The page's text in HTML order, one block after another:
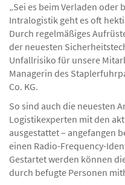
„Sei es beim Verladen
Intralogistik geht es oft
Durch regelmäßiges
der neuesten
Unfallrisiko für unsere
Managerin des
Co. KG.
So sind auch die neuesten
Logistikexperten mit den
ausgestattet – angefangen
einen Radio-Frequency-
Gestartet werden können
durch befugte Personen